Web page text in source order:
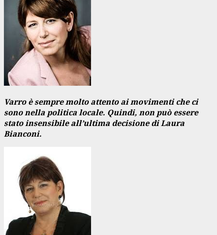
Varro è sempre molto attento ai movimenti che ci
sono nella politica locale. Quindi, non può essere
stato insensibile all’ultima decisione di Laura
Bianconi.